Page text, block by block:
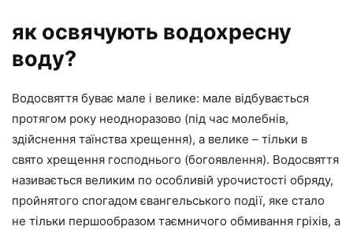
як освячують водохресну
воду?
Водосвяття буває мале і велике: мале відбувається
протягом року неодноразово (під час молебнів,
здійснення таїнства хрещення), а велике – тільки в
свято хрещення господнього (богоявлення). Водосвяття
називається великим по особливій урочистості обряду,
пройнятого спогадом євангельського події, яке стало
не тільки першообразом таємничого обмивання гріхів, а